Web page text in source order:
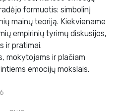
formuotis: simbolinį
mainų teoriją. Kiekviename
empirinių tyrimų diskusijos,
ir pratimai.
mokytojams ir plačiam
emocijų mokslais.